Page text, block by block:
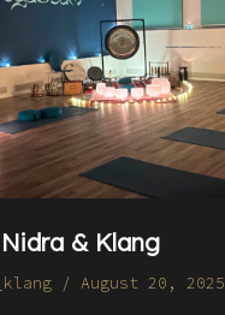
& Klang
/ August 20, 2025